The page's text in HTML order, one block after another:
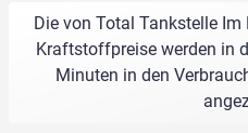
Die von Total Tankstelle
Kraftstoffpreise werden in
Minuten in den